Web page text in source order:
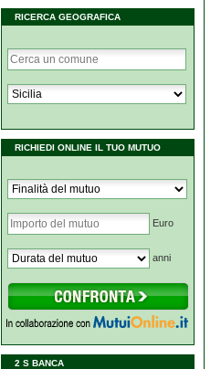
RICERCA GEOGRAFICA
RICHIEDI ONLINE IL TUO MUTUO
Euro
anni
2 S BANCA